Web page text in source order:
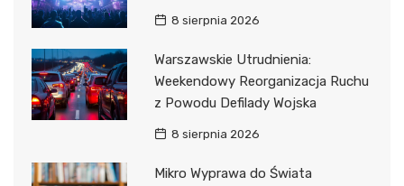
8 sierpnia 2026
Warszawskie Utrudnienia:
Weekendowy Reorganizacja Ruchu
z Powodu Defilady Wojska
8 sierpnia 2026
Mikro Wyprawa do Świata